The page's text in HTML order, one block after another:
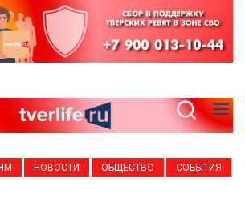
НОВОСТИ ОБЩЕСТВО
СОБЫТИЯ